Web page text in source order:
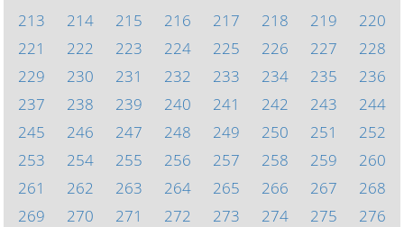
213
214 215 216 217 218 219
220
221
222 223 224 225 226 227
228
229
230 231 232 233 234 235
236
237
238 239 240 241 242 243
244
245
246 247 248 249 250 251
252
253
254 255 256 257 258 259
260
261
262 263 264 265 266 267
268
269
270 271 272 273 274 275
276